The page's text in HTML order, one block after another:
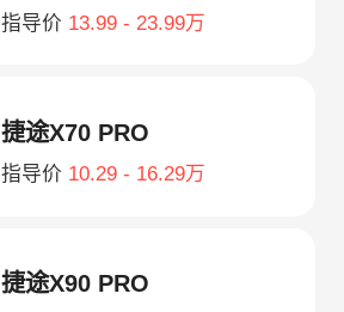
指导价 13.99 - 23.99万
捷途X70 PRO
指导价 10.29 - 16.29万
捷途X90 PRO